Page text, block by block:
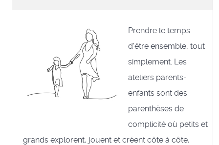
Prendre le temps
d'être ensemble, tout
simplement. Les
ateliers parents-
enfants sont des
parenthèses de
complicité où petits et
grands explorent, jouent et créent côte à côte,